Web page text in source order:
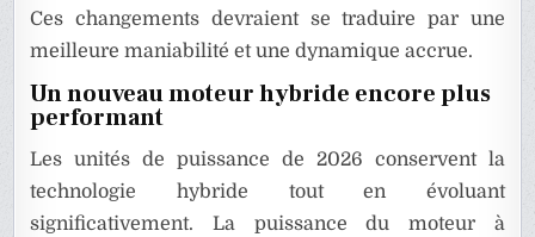
Ces changements devraient se traduire par une
meilleure maniabilité et une dynamique accrue.
Un nouveau moteur hybride encore plus
performant
Les unités de puissance de 2026 conservent la
technologie hybride tout en évoluant
significativement. La puissance du moteur à